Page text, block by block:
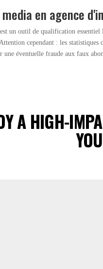
en agence
un outil de qualification
cependant : les
éventuelle fraude aux faux
A HIGH-